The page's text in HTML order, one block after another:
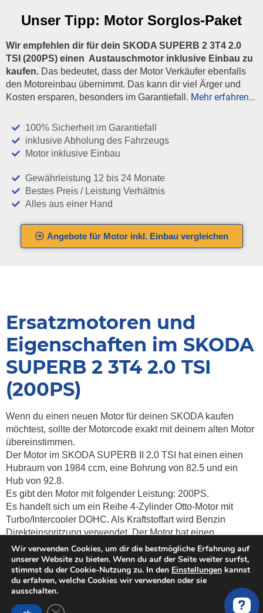
Unser Tipp: Motor Sorglos-Paket
Wir empfehlen dir für dein SKODA SUPERB 2 3T4 2.0
TSI (200PS) einen Austauschmotor inklusive Einbau zu
kaufen. Das bedeutet, dass der Motor Verkäufer ebenfalls
den Motoreinbau übernimmt. Das kann dir viel Ärger und
Kosten ersparen, besonders im Garantiefall. Mehr erfahren…
100% Sicherheit im Garantiefall
inklusive Abholung des Fahrzeugs
Motor inklusive Einbau
Gewährleistung 12 bis 24 Monate
Bestes Preis / Leistung Verhältnis
Alles aus einer Hand
Angebote für Motor inkl. Einbau vergleichen
Ersatzmotoren und
Eigenschaften im SKODA
SUPERB 2 3T4 2.0 TSI
(200PS)
Wenn du einen neuen Motor für deinen SKODA kaufen
möchtest, sollte der Motorcode exakt mit deinem alten Motor
übereinstimmen.
Der Motor im SKODA SUPERB II 2.0 TSI hat einen einen
Hubraum von 1984 ccm, eine Bohrung von 82.5 und ein
Hub von 92.8.
Es gibt den Motor mit folgender Leistung: 200PS.
Es handelt sich um ein Reihe 4-Zylinder Otto-Motor mit
Turbo/Intercooler DOHC. Als Kraftstoffart wird Benzin
Direkteinspritzung verwendet. Der Motor hat einen
Drehmoment vonNm.
Weitere Informationen zum Motor sind:, Emissionsklasse,
16 Ventile, 5 Lager und Motor mit Kette.
Kosten & Preise vergleichen für
gebrauchte, überholte und neue
Wir verwenden Cookies, um dir die bestmögliche Erfahrung auf
unserer Website zu bieten. Wenn du auf der Seite weiter surfst,
stimmst du der Cookie-Nutzung zu. In den Einstellungen kannst
du erfahren, welche Cookies wir verwenden oder sie
ausschalten.
GDPR Cookie-Banner schließen